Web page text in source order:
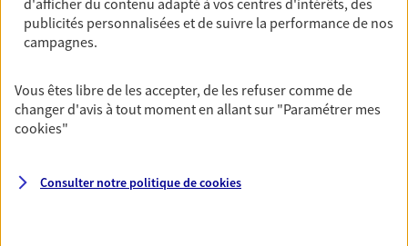
spécialement conçue pour la retraite.
Couvrez vos dépenses de santé ainsi que celles de
votre famille avec la complémentaire santé qui
vous ressemble.
Prévoyance
publicités personnalisées et de suivre la performance de nos
campagnes.
Vous êtes libre de les accepter, de les refuser comme de
changer d'avis à tout moment en allant sur "Paramétrer mes
cookies"
Consulter notre politique decookies